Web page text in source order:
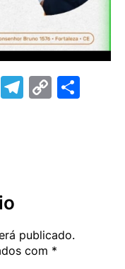
X Telegram
Copy
publicado.
com *